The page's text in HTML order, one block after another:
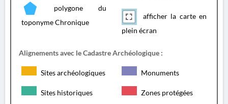
polygone du
toponyme Chronique
afficher la carte en
plein écran
Alignements avec le Cadastre Archéologique :
Sites archéologiques Monuments
Sites historiques Zones protégées